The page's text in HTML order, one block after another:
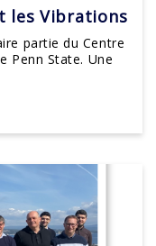
les Vibrations
partie du Centre
Penn State. Une